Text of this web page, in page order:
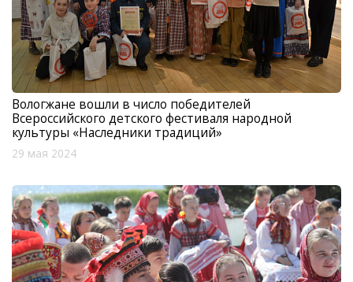
Вологжане вошли в число победителей
Всероссийского детского фестиваля народной
культуры «Наследники традиций»
29 мая 2024